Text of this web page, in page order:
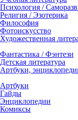
Психология /
Религия / Эзотерика
Философия
Фотоискусство
Художественная
Фантастика / Фэнтези
Детская литература
Артбуки,
Артбуки
Гайды
Энциклопедии
Комиксы